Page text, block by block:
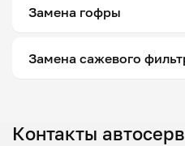
Замена гофры
Замена сажевого
Контакты